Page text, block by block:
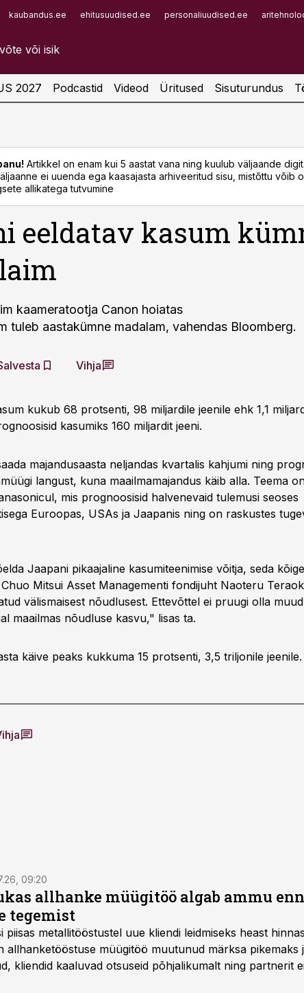
kaubandus.ee ehitusuudised.ee personaliuudised.ee
Infopank
2027 Podcastid Videod Üritused Sisuturundus
Artikkel on enam kui 5 aastat vana ning kuulub väljaande
ei uuenda ega kaasajasta arhiveeritud sisu, mistõttu võib
allikatega tutvumine
eeldatav kasum
kaameratootja Canon hoiatas
tuleb aastakümne madalam, vahendas Bloomberg.
Vihja
kukub 68 protsenti, 98 miljardile jeenile ehk 1,1
kasumiks 160 miljardit jeeni.
majandusaasta neljandas kvartalis kahjumi ning
langust, kuna maailmamajandus käib alla. Teema
mis prognoosisid halvenevaid tulemusi seoses
Euroopas, USAs ja Jaapanis ning on raskustes
Jaapani pikaajaline kasumiteenimise võitja, seda
Mitsui Asset Managementi fondijuht Naoteru
välismaisest nõudlusest. Ettevõttel ei pruugi olla
maailmas nõudluse kasvu," lisas ta.
käive peaks kukkuma 15 protsenti, 3,5 triljonile jeenile.
09:20
allhanke müügitöö algab ammu
tegemist
piisas metallitööstustel uue kliendi leidmiseks heast
allhanketööstuse müügitöö muutunud märksa pikemaks
kliendid kaaluvad otsuseid põhjalikumalt ning partnerit